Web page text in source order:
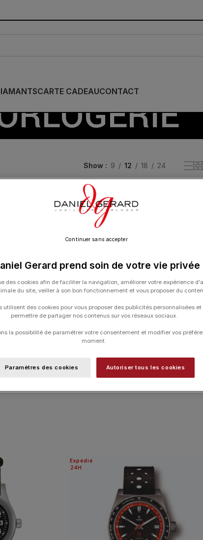
CARTE CADEAUCONTACT
Show 9 12 18 24
Quartz 32
24H
Expédié
Montre Mido Baroncelli Heritage 39mm
Cadran Blanc Bracelet Cuir Noir
24H
Expédié
Gerard prend soin de votre vie privée
des cookies afin de faciliter la navigation, améliorer votre expérience
du site, veiller à son bon fonctionnement et vous proposer du
utilisent des cookies pour vous proposer des publicités personnalisées et
permettre de partager nos contenus sur vos réseaux sociaux.
la possibilité de paramétrer votre consentement et modifier vos
moment.
Paramètres des cookies Autoriser tous les cookies
Continuer sans accepter